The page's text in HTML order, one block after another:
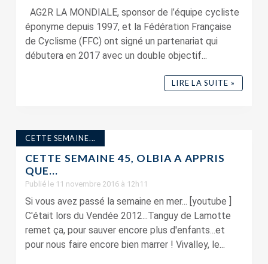
AG2R LA MONDIALE, sponsor de l’équipe cycliste
éponyme depuis 1997, et la Fédération Française
de Cyclisme (FFC) ont signé un partenariat qui
débutera en 2017 avec un double objectif...
LIRE LA SUITE »
CETTE SEMAINE...
CETTE SEMAINE 45, OLBIA A APPRIS
QUE…
Publié le 11 novembre 2016 à 12h11
Si vous avez passé la semaine en mer... [youtube ]
C'était lors du Vendée 2012...Tanguy de Lamotte
remet ça, pour sauver encore plus d'enfants...et
pour nous faire encore bien marrer ! Vivalley, le...